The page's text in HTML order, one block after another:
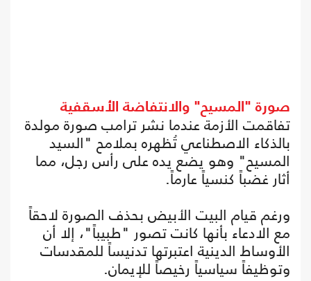
صورة "المسيح" والانتفاضة الأسقفية
تفاقمت الأزمة عندما نشر ترامب صورة مولدة
بالذكاء الاصطناعي تُظهره بملامح "السيد
المسيح" وهو يضع يده على رأس رجل، مما
أثار غضباً كنسياً عارماً.
ورغم قيام البيت الأبيض بحذف الصورة لاحقاً
مع الادعاء بأنها كانت تصور "طبيباً"، إلا أن
الأوساط الدينية اعتبرتها تدنيساً للمقدسات
وتوظيفاً سياسياً رخيصاً للإيمان.